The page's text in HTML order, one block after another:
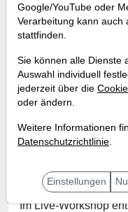
Crash oder
Strategien
(Gast Andrè
Wann:Montag,
Im Live-Workshop
Google/YouTube oder
Verarbeitung kann auch
stattfinden.
Sie können alle Dienste
Auswahl individuell
jederzeit über die
oder ändern.
Weitere Informationen
Datenschutzrichtlinie.
Einstellungen